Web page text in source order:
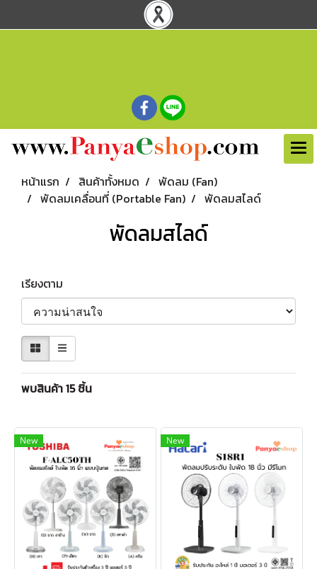
หน้าแรก สินค้าทั้งหมด
พัดลม (Fan)
พัดลมเคลื่อนที่ (Portable Fan)
พัดลมสไลด์
พัดลมสไลด์
เรียงตาม
พบสินค้า 15 ชิ้น
New New